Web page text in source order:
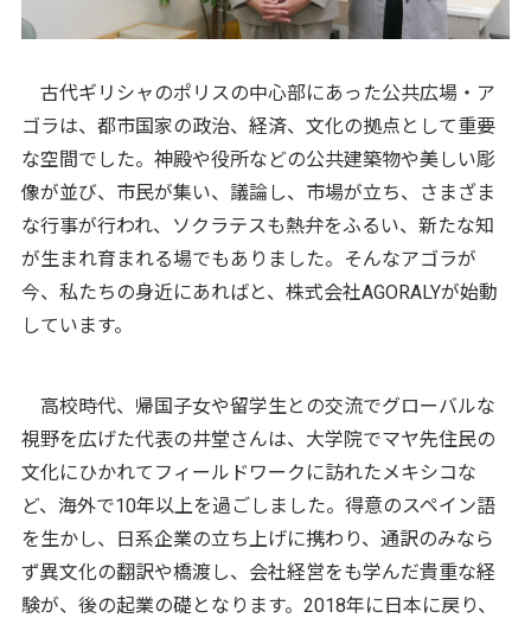
古代ギリシャのポリスの中心部にあった公共広場・ア
ゴラは、都市国家の政治、経済、文化の拠点として重要
な空間でした。神殿や役所などの公共建築物や美しい彫
像が並び、市民が集い、議論し、市場が立ち、さまざま
な行事が行われ、ソクラテスも熱弁をふるい、新たな知
が生まれ育まれる場でもありました。そんなアゴラが
今、私たちの身近にあればと、株式会社AGORALYが始動
しています。
高校時代、帰国子女や留学生との交流でグローバルな
視野を広げた代表の井堂さんは、大学院でマヤ先住民の
文化にひかれてフィールドワークに訪れたメキシコな
ど、海外で10年以上を過ごしました。得意のスペイン語
を生かし、日系企業の立ち上げに携わり、通訳のみなら
ず異文化の翻訳や橋渡し、会社経営をも学んだ貴重な経
験が、後の起業の礎となります。2018年に日本に戻り、